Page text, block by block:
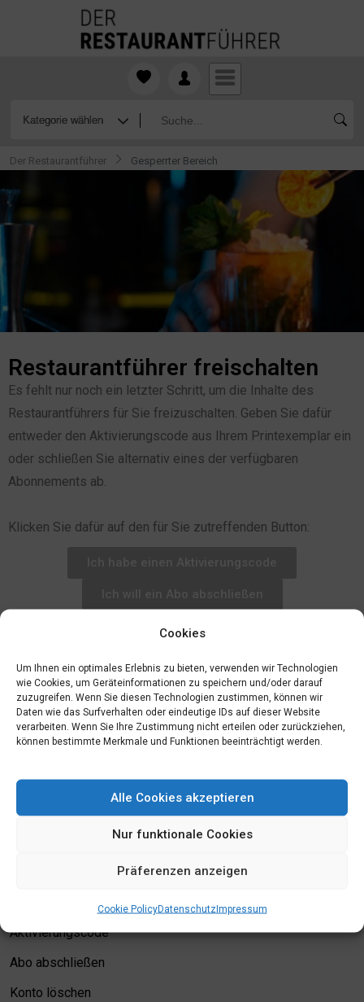
Cookies
Um Ihnen ein optimales Erlebnis zu bieten, verwenden wir Technologien
wie Cookies, um Geräteinformationen zu speichern und/oder darauf
zuzugreifen. Wenn Sie diesen Technologien zustimmen, können wir
Daten wie das Surfverhalten oder eindeutige IDs auf dieser Website
verarbeiten. Wenn Sie Ihre Zustimmung nicht erteilen oder zurückziehen,
können bestimmte Merkmale und Funktionen beeinträchtigt werden.
Alle Cookies akzeptieren
Nur funktionale Cookies
Präferenzen anzeigen
Cookie PolicyDatenschutzImpressum
Der Restaurantführer Gesperrter Bereich
Restaurantführer freischalten
Es fehlt nur noch ein letzter Schritt, um die Inhalte des
Restaurantführers für Sie freizuschalten. Geben Sie dafür
entweder den Aktivierungscode aus Ihrem Printexemplar ein
oder schließen Sie alternativ eines der verfügbaren
Abonnements ab.
Klicken Sie dafür auf den für Sie zutreffenden Button:
Login
Bewertungskriterien
Aktivierungscode
Abo abschließen
Konto löschen